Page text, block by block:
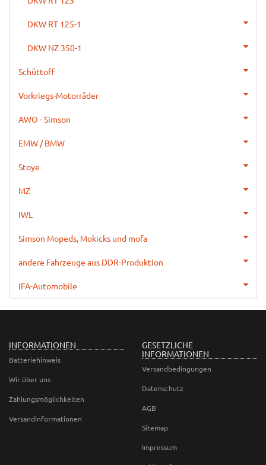
DKW RT 125-1
DKW NZ 350-1
Schüttoff
Vorkriegs-Motorräder
AWO - Simson
EMW / BMW
Stoye
MZ
IWL
Simson Mopeds, Mokicks und mofa
andere Fahrzeuge aus DDR-Produktion
IFA-Automobile
INFORMATIONEN
Batteriehinweis
Wir über uns
Zahlungsmöglichkeiten
Versandinformationen
GESETZLICHE
INFORMATIONEN
Versandbedingungen
Datenschutz
AGB
Sitemap
Impressum